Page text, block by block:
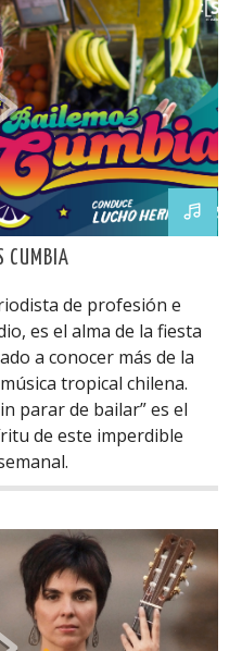
CUMBIA
de profesión e
es el alma de la fiesta
a conocer más de la
tropical chilena.
parar de bailar” es el
de este imperdible